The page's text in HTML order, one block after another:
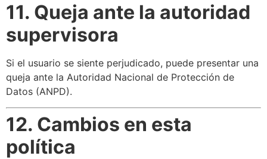
11. Queja ante la autoridad
supervisora
Si el usuario se siente perjudicado, puede presentar una
queja ante la Autoridad Nacional de Protección de
Datos (ANPD).
12. Cambios en esta
política